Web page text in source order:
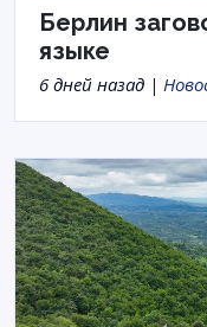
Берлин
языке
6 дней назад |